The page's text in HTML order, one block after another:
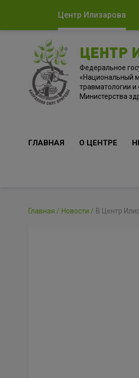
Центр Илизарова
ЦЕНТР
Федеральное
«Национальный
травматологии
Министерства
ГЛАВНАЯ О ЦЕНТРЕ
Главная Новости В Центр